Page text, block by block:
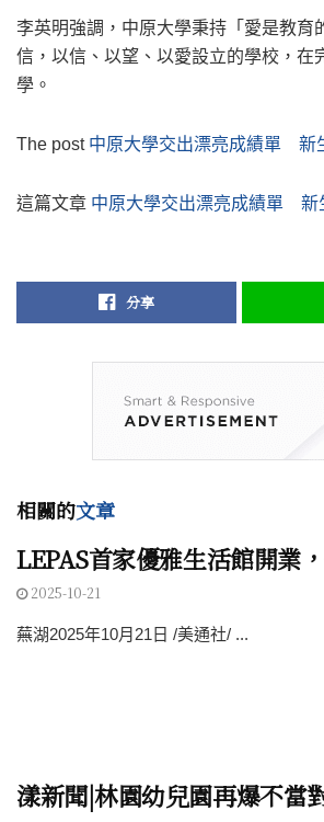
李英明強調，中原大學秉持「愛是教
信，以信、以望、以愛設立的學校，在
學。
The post 中原大學交出漂亮成績單 新
這篇文章 中原大學交出漂亮成績單 新
分享
相關的文章
LEPAS首家優雅生活館開業
2025-10-21
蕪湖2025年10月21日 /美通社/ ...
漾新聞|林園幼兒園再爆不當